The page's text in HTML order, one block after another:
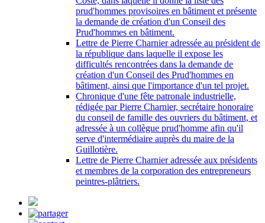
prud'hommes provisoires en bâtiment et présente
la demande de création d'un Conseil des
Prud'hommes en bâtiment.
Lettre de Pierre Charnier adressée au président de
la république dans laquelle il expose les
difficultés rencontrées dans la demande de
création d'un Conseil des Prud'hommes en
bâtiment, ainsi que l'importance d'un tel projet.
Chronique d'une fête patronale industrielle,
rédigée par Pierre Charnier, secrétaire honoraire
du conseil de famille des ouvriers du bâtiment, et
adressée à un collègue prud'homme afin qu'il
serve d'intermédiaire auprès du maire de la
Guillotière.
Lettre de Pierre Charnier adressée aux présidents
et membres de la corporation des entrepreneurs
peintres-plâtriers.